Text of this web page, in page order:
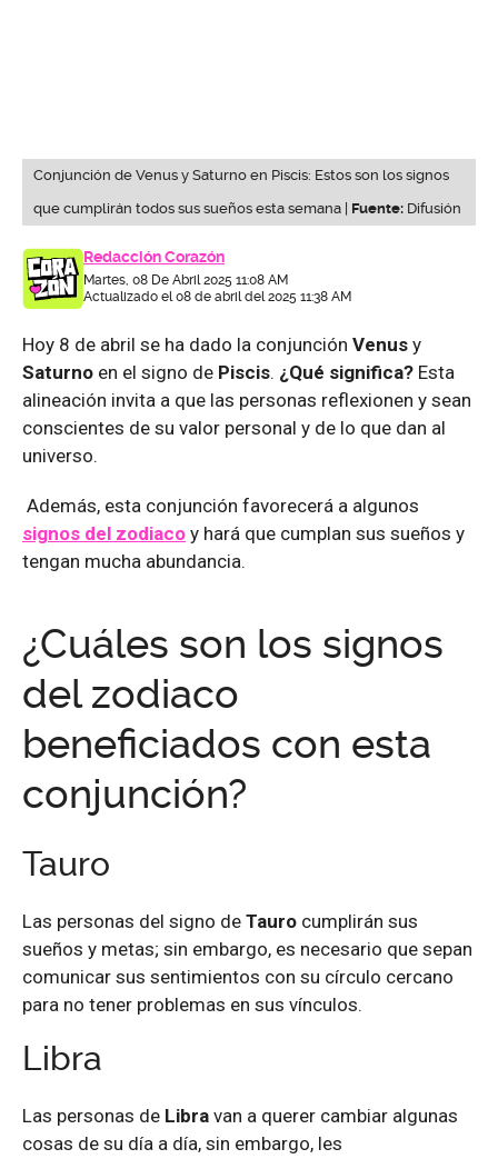
Conjunción de Venus y Saturno en Piscis: Estos son los signos
que cumplirán todos sus sueños esta semana | Fuente: Difusión
Redacción Corazón
Martes, 08 De Abril 2025 11:08 AM
Actualizado el 08 de abril del 2025 11:38 AM
Hoy 8 de abril se ha dado la conjunción Venus y
Saturno en el signo de Piscis. ¿Qué significa? Esta
alineación invita a que las personas reflexionen y sean
conscientes de su valor personal y de lo que dan al
universo.
Además, esta conjunción favorecerá a algunos
signos del zodiaco y hará que cumplan sus sueños y
tengan mucha abundancia.
¿Cuáles son los signos
del zodiaco
beneficiados con esta
conjunción?
Tauro
Las personas del signo de Tauro cumplirán sus
sueños y metas; sin embargo, es necesario que sepan
comunicar sus sentimientos con su círculo cercano
para no tener problemas en sus vínculos.
Libra
Las personas de Libra van a querer cambiar algunas
cosas de su día a día, sin embargo, les